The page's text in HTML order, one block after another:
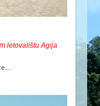
letovalištu Agija